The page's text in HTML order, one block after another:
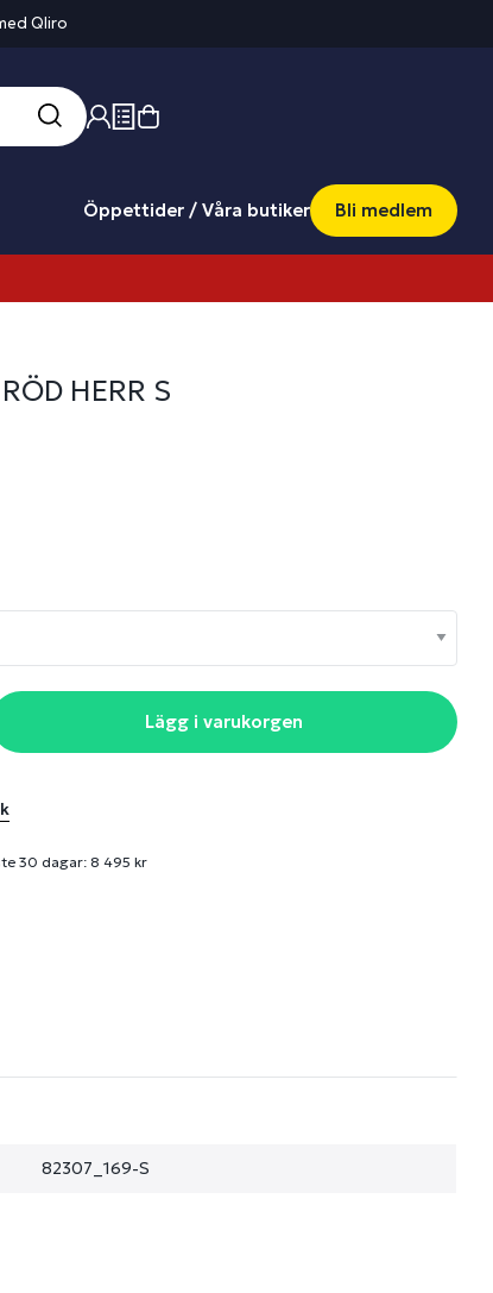
Qliro
Öppettider / Våra butiker Bli medlem
HERR S
Lägg i varukorgen
30 dagar: 8 495 kr
82307_169-S